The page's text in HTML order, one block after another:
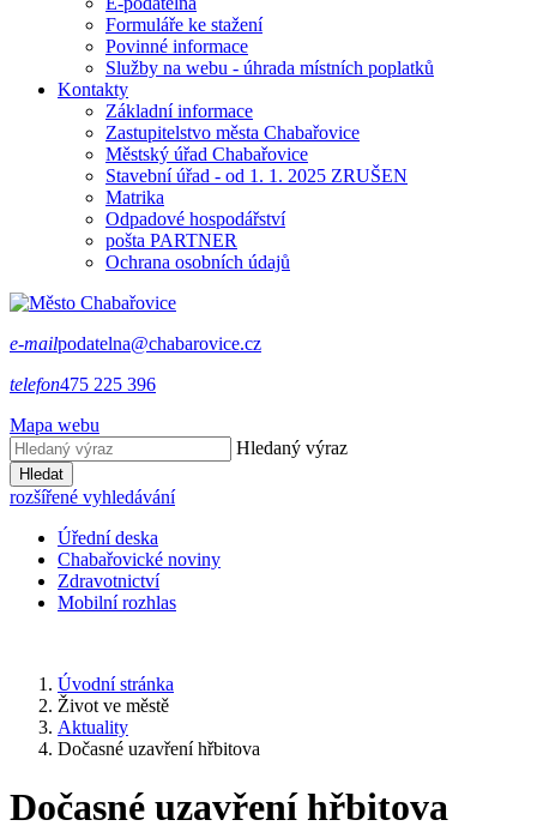
Formuláře ke stažení
Povinné informace
Služby na webu - úhrada místních poplatků
Kontakty
Základní informace
Zastupitelstvo města Chabařovice
Městský úřad Chabařovice
Stavební úřad - od 1. 1. 2025 ZRUŠEN
Matrika
Odpadové hospodářství
pošta PARTNER
Ochrana osobních údajů
e-mailpodatelna@chabarovice.cz
telefon475 225 396
Mapa webu
Hledaný výraz
Hledat
rozšířené vyhledávání
Úřední deska
Chabařovické noviny
Zdravotnictví
Mobilní rozhlas
Úvodní stránka
Život ve městě
Aktuality
Dočasné uzavření hřbitova
Dočasné uzavření hřbitova